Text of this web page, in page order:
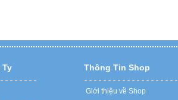
Ty Thông Tin Shop
Giới thiệu về Shop